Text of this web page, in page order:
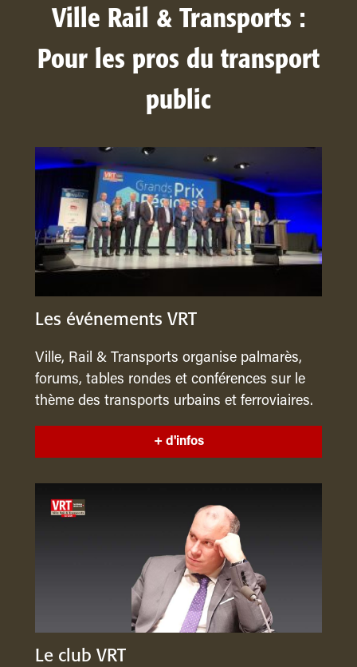
Ville Rail & Transports :
Pour les pros du transport
public
Les événements VRT
Ville, Rail & Transports organise palmarès,
forums, tables rondes et conférences sur le
thème des transports urbains et ferroviaires.
+ d'infos
Le club VRT